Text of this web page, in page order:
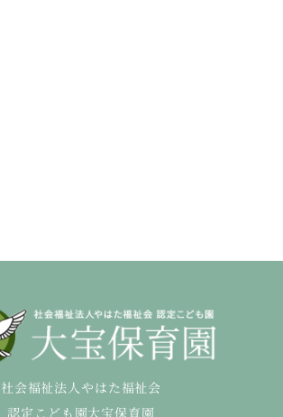
社会福祉法人やはた福祉会
認定こども園大宝保育園